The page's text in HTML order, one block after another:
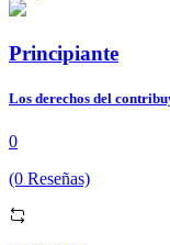
Principiante
Los derechos del
0
(0 Reseñas)